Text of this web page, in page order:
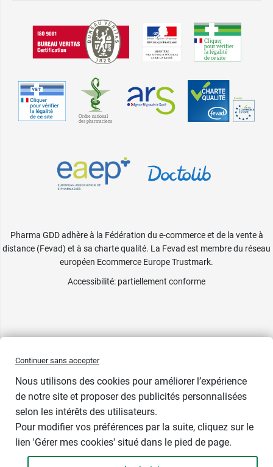
Pharma GDD adhère à la Fédération du e-commerce et de la vente à
distance (Fevad) et à sa charte qualité. La Fevad est membre du réseau
européen Ecommerce Europe Trustmark.
Accessibilité: partiellement conforme
Continuer sans accepter
Nous utilisons des cookies pour améliorer l’expérience
de notre site et proposer des publicités personnalisées
selon les intérêts des utilisateurs.
Pour modifier vos préférences par la suite, cliquez sur le
lien 'Gérer mes cookies' situé dans le pied de page.